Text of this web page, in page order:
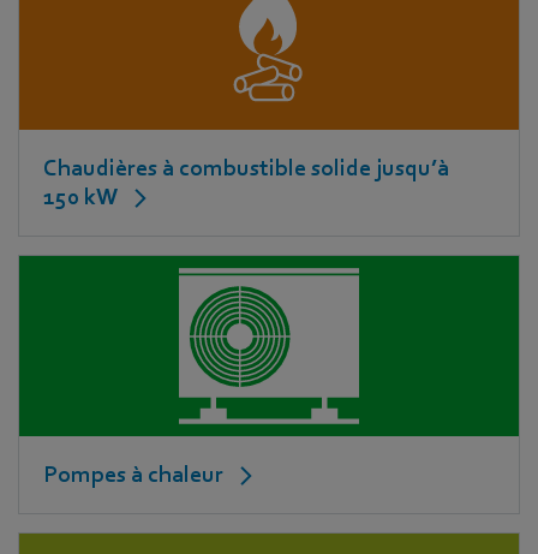
Chaudières à combustible solide jusqu’à
150 kW
Pompes à chaleur